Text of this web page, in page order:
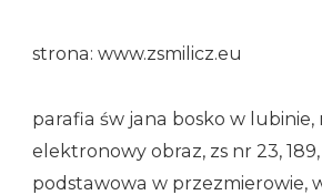
strona: www.zsmilicz.eu
parafia św jana bosko w lubinie,
elektronowy obraz, zs nr 23,
podstawowa w przezmierowie,